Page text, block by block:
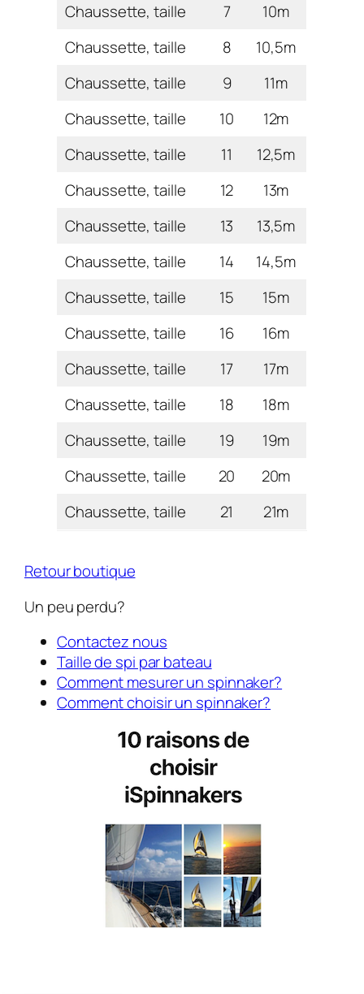
Chaussette, taille
7
10m
Chaussette, taille
8
10,5m
Chaussette, taille
9
11m
Chaussette, taille
10
12m
Chaussette, taille
11
12,5m
Chaussette, taille
12
13m
Chaussette, taille
13
13,5m
Chaussette, taille
14
14,5m
Chaussette, taille
15
15m
Chaussette, taille
16
16m
Chaussette, taille
17
17m
Chaussette, taille
18
18m
Chaussette, taille
19
19m
Chaussette, taille
20
20m
Chaussette, taille
21 21m
Retour boutique
Un peu perdu?
Contactez nous
Taille de spi par bateau
Comment mesurer un spinnaker?
Comment choisir un spinnaker?